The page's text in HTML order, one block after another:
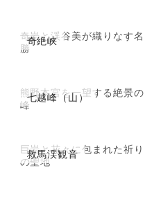
奇絶峡
奇岩と渓谷美が織りなす名
勝
七越峰（山）
熊野本宮を一望する絶景の
峰
救馬渓観音
巨岩と花々に包まれた祈り
の聖地